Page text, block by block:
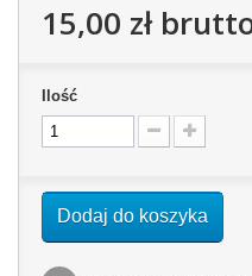
15,00 zł
Ilość
Dodaj do koszyka